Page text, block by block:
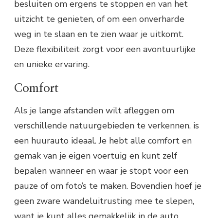
besluiten om ergens te stoppen en van het
uitzicht te genieten, of om een onverharde
weg in te slaan en te zien waar je uitkomt.
Deze flexibiliteit zorgt voor een avontuurlijke
en unieke ervaring.
Comfort
Als je lange afstanden wilt afleggen om
verschillende natuurgebieden te verkennen, is
een huurauto ideaal. Je hebt alle comfort en
gemak van je eigen voertuig en kunt zelf
bepalen wanneer en waar je stopt voor een
pauze of om foto’s te maken. Bovendien hoef je
geen zware wandeluitrusting mee te slepen,